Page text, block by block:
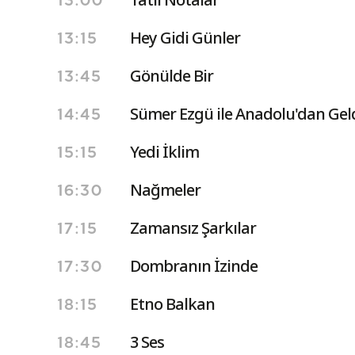
13:15 Hey Gidi Günler
13:45 Gönülde Bir
14:45 Sümer Ezgü ile Anadolu'dan
15:15 Yedi İklim
16:30 Nağmeler
17:15 Zamansız Şarkılar
17:30 Dombranın İzinde
18:15 Etno Balkan
18:45 3 Ses